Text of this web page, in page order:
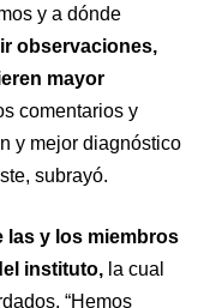
y a dónde
observaciones,
mayor
comentarios y
y mejor diagnóstico
subrayó.
las y los miembros
instituto, la cual
“Hemos